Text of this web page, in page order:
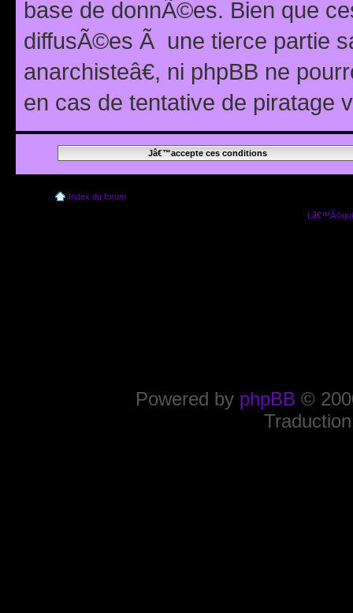
base de donnÃ©es. Bien que
diffusÃ©es Ã une tierce partie
anarchisteâ€, ni phpBB ne
en cas de tentative de piratage
Index du forum
Powered by phpBB ©